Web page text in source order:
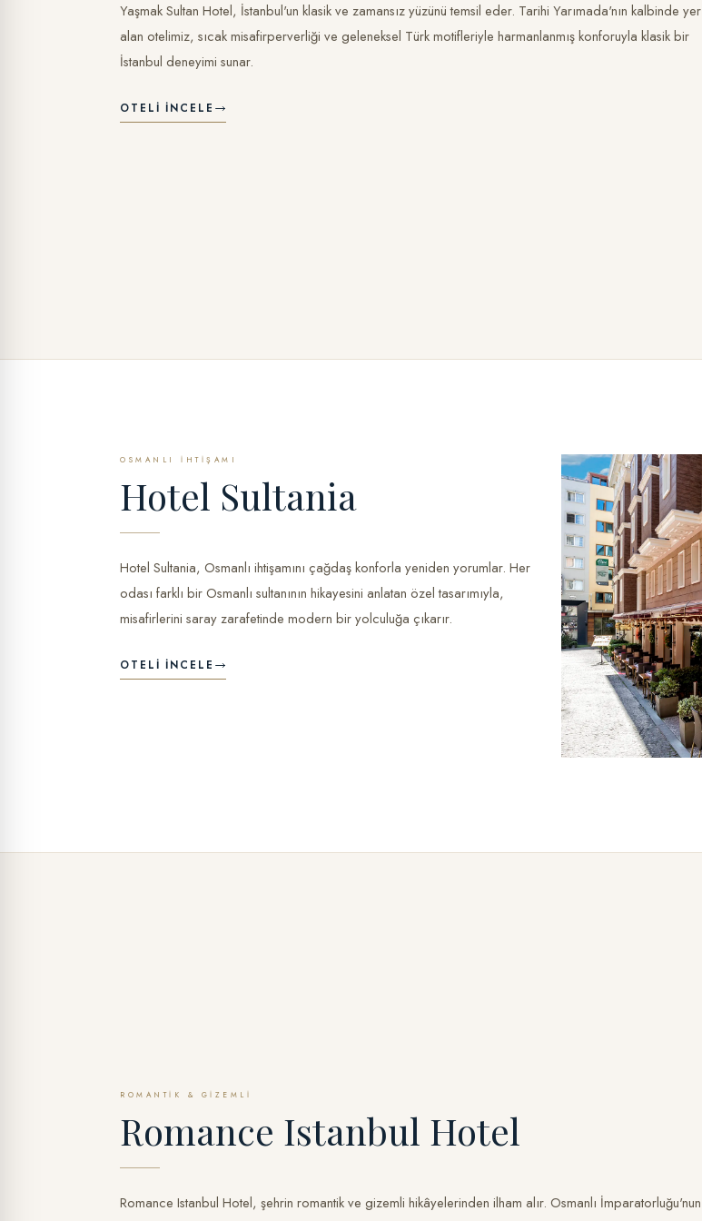
Yaşmak Sultan Hotel, İstanbul'un klasik ve zamansız yüzünü temsil eder. Tarihi Yarımada'nın kalbinde yer
alan otelimiz, sıcak misafirperverliği ve geleneksel Türk motifleriyle harmanlanmış konforuyla klasik bir
İstanbul deneyimi sunar.
OTELI İNCELE
OSMANLI İHTIŞAMI
Hotel Sultania
Hotel Sultania, Osmanlı ihtişamını çağdaş konforla yeniden yorumlar. Her
odası farklı bir Osmanlı sultanının hikayesini anlatan özel tasarımıyla,
misafirlerini saray zarafetinde modern bir yolculuğa çıkarır.
OTELI İNCELE
ROMANTIK & GIZEMLI
Romance Istanbul Hotel
Romance Istanbul Hotel, şehrin romantik ve gizemli hikâyelerinden ilham alır. Osmanlı İmparatorluğu'nun